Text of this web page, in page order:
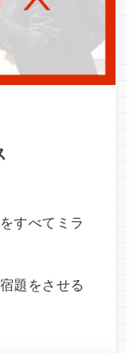
すべてミラ
題をさせる